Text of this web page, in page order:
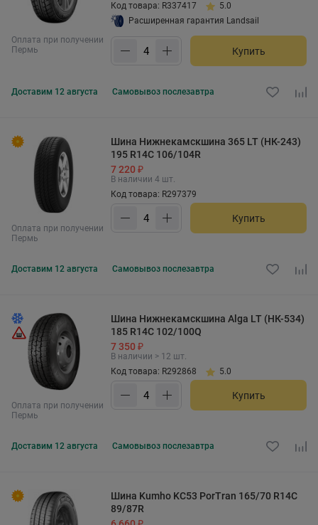
Оплата при получении
Пермь
Код товара: R337417
5.0
Расширенная гарантия Landsail
Купить
Доставим 12 августа Самовывоз послезавтра
Оплата при получении
Пермь
Шина Нижнекамскшина 365 LT (НК-243)
195 R14C 106/104R
7 220 ₽
В наличии 4 шт.
Код товара: R297379
Купить
Доставим 12 августа Самовывоз послезавтра
Оплата при получении
Пермь
Шина Нижнекамскшина Alga LT (НК-534)
185 R14C 102/100Q
7 350 ₽
В наличии > 12 шт.
Код товара: R292868
5.0
Купить
Доставим 12 августа Самовывоз послезавтра
Шина Kumho KC53 PorTran 165/70 R14C
89/87R